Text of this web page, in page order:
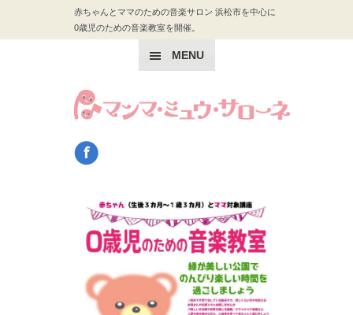
赤ちゃんとママのための音楽サロン 浜松市を中心に
0歳児のための音楽教室を開催。
MENU